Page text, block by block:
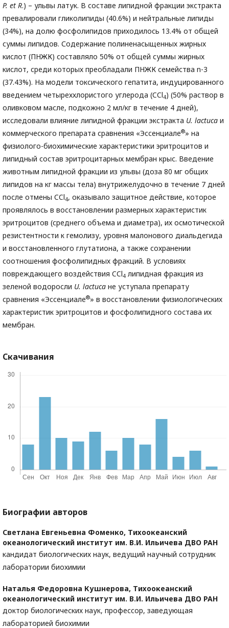
P. et R.) – ульвы латук. В составе липидной фракции экстракта
превалировали гликолипиды (40.6%) и нейтральные липиды
(34%), на долю фосфолипидов приходилось 13.4% от общей
суммы липидов. Содержание полиненасыщенных жирных
кислот (ПНЖК) составляло 50% от общей суммы жирных
кислот, среди которых преобладали ПНЖК семейства n-3
(37.43%). На модели токсического гепатита, индуцированного
введением четыреххлористого углерода (CCl4) (50% раствор в
оливковом масле, подкожно 2 мл/кг в течение 4 дней),
исследовали влияние липидной фракции экстракта U. lactuca и
коммерческого препарата сравнения «Эссенциале®» на
физиолого-биохимические характеристики эритроцитов и
липидный состав эритроцитарных мембран крыс. Введение
животным липидной фракции из ульвы (доза 80 мг общих
липидов на кг массы тела) внутрижелудочно в течение 7 дней
после отмены CCl4, оказывало защитное действие, которое
проявлялось в восстановлении размерных характеристик
эритроцитов (среднего объема и диаметра), их осмотической
резистентности к гемолизу, уровня малонового диальдегида
и восстановленного глутатиона, а также сохранении
соотношения фосфолипидных фракций. В условиях
повреждающего воздействия CCl4 липидная фракция из
зеленой водоросли U. lactuca не уступала препарату
сравнения «Эссенциале®» в восстановлении физиологических
характеристик эритроцитов и фосфолипидного состава их
мембран.
Скачивания
Биографии авторов
Светлана Евгеньевна Фоменко, Тихоокеанский
океанологический институт им. В.И. Ильичева ДВО РАН
кандидат биологических наук, ведущий научный сотрудник
лаборатории биохимии
Наталья Федоровна Кушнерова, Тихоокеанский
океанологический институт им. В.И. Ильичева ДВО РАН
доктор биологических наук, профессор, заведующая
лабораторией биохимии